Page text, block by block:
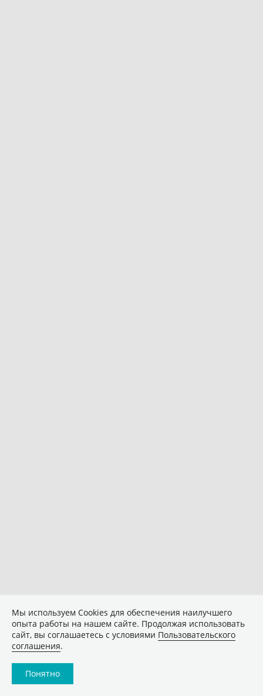
Мы используем Сookies для обеспечения наилучшего
опыта работы на нашем сайте. Продолжая использовать
сайт, вы соглашаетесь с условиями Пользовательского
соглашения.
Понятно